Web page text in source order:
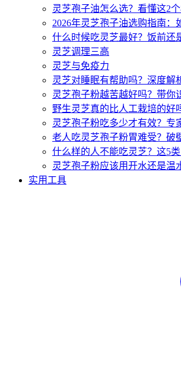
灵芝孢子油怎么选？看懂这2
2026年灵芝孢子油选购指南：
什么时候吃灵芝最好？饭前还
灵芝调理三高
灵芝与免疫力
灵芝对睡眠有帮助吗？深度解
灵芝孢子粉越苦越好吗？带你
野生灵芝真的比人工栽培的好
灵芝孢子粉吃多少才有效？专
老人吃灵芝孢子粉胃难受？破
什么样的人不能吃灵芝？这5
灵芝孢子粉应该用开水还是温
实用工具